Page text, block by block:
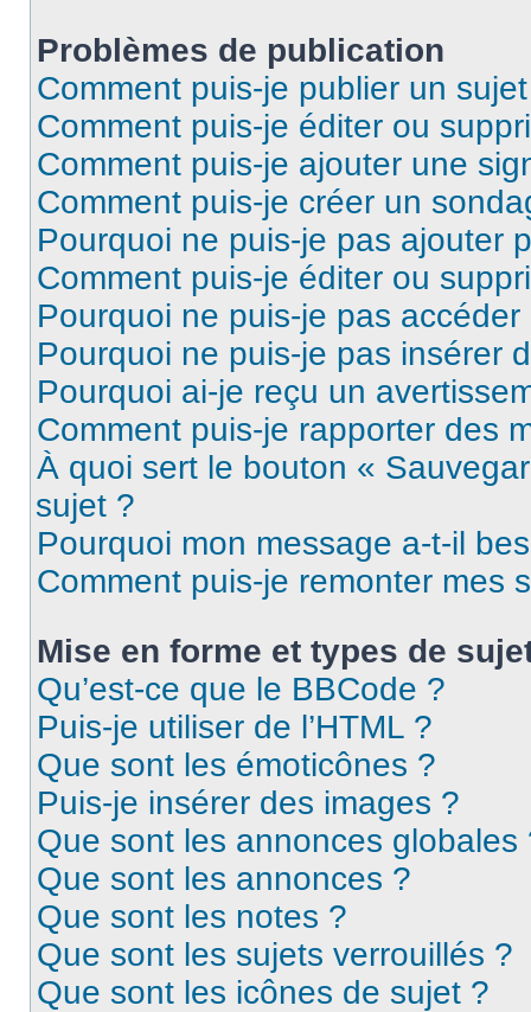
Problèmes de publication
Comment puis-je publier un
Comment puis-je éditer ou
Comment puis-je ajouter une
Comment puis-je créer un
Pourquoi ne puis-je pas ajouter
Comment puis-je éditer ou
Pourquoi ne puis-je pas
Pourquoi ne puis-je pas insérer
Pourquoi ai-je reçu un
Comment puis-je rapporter des
À quoi sert le bouton «
sujet ?
Pourquoi mon message a-t-il
Comment puis-je remonter mes
Mise en forme et types de
Qu’est-ce que le BBCode ?
Puis-je utiliser de l’HTML ?
Que sont les émoticônes ?
Puis-je insérer des images ?
Que sont les annonces globales
Que sont les annonces ?
Que sont les notes ?
Que sont les sujets verrouillés ?
Que sont les icônes de sujet ?